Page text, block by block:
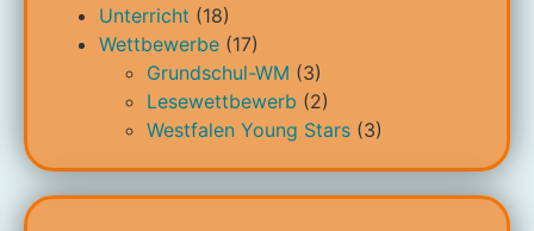
Unterricht (18)
Wettbewerbe (17)
Grundschul-WM (3)
Lesewettbewerb (2)
Westfalen Young Stars (3)